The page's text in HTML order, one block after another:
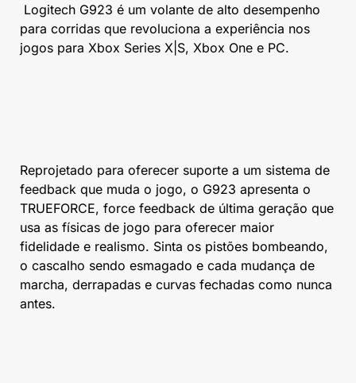
Logitech G923 é um volante de alto desempenho
para corridas que revoluciona a experiência nos
jogos para Xbox Series X|S, Xbox One e PC.
Reprojetado para oferecer suporte a um sistema de
feedback que muda o jogo, o G923 apresenta o
TRUEFORCE, force feedback de última geração que
usa as físicas de jogo para oferecer maior
fidelidade e realismo. Sinta os pistões bombeando,
o cascalho sendo esmagado e cada mudança de
marcha, derrapadas e curvas fechadas como nunca
antes.